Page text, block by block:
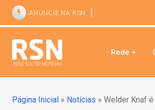
ANUNCIE NA RSN
Rede +
Página Inicial » Notícias » Welder Knaf